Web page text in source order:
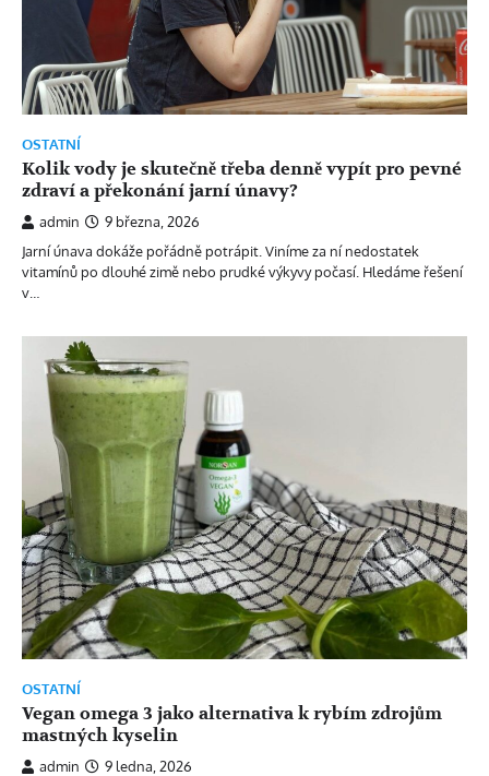
OSTATNÍ
Kolik vody je skutečně třeba denně vypít pro pevné
zdraví a překonání jarní únavy?
admin
9 března, 2026
Jarní únava dokáže pořádně potrápit. Viníme za ní nedostatek
vitamínů po dlouhé zimě nebo prudké výkyvy počasí. Hledáme řešení
v…
OSTATNÍ
Vegan omega 3 jako alternativa k rybím zdrojům
mastných kyselin
admin
9 ledna, 2026